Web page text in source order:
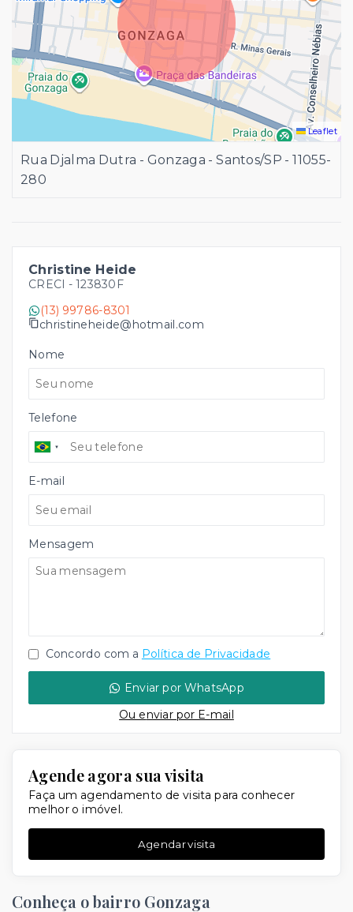
Christine Heide
CRECI - 123830F
(13) 99786-8301
christineheide@hotmail.com
Nome
Telefone
E-mail
Mensagem
Concordo com a Política de Privacidade
Enviar por WhatsApp
Ou enviar por E-mail
Agende agora sua visita
Faça um agendamento de visita para conhecer
melhor o imóvel.
Agendar visita
Conheça o bairro Gonzaga
Leaflet
Rua Djalma Dutra - Gonzaga - Santos/SP - 11055-
280